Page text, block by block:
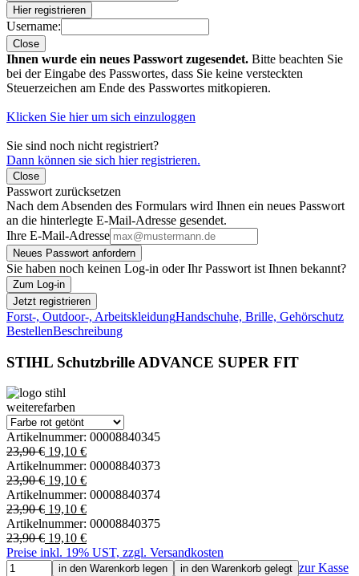
Hier registrieren
Username:
Close
Ihnen wurde ein neues Passwort zugesendet. Bitte beachten Sie
bei der Eingabe des Passwortes, dass Sie keine versteckten
Steuerzeichen am Ende des Passwortes mitkopieren.
Klicken Sie hier um sich einzuloggen
Sie sind noch nicht registriert?
Dann können sie sich hier registrieren.
Close
Passwort zurücksetzen
Nach dem Absenden des Formulars wird Ihnen ein neues Passwort
an die hinterlegte E-Mail-Adresse gesendet.
Ihre E-Mail-Adresse
Neues Passwort anfordern
Sie haben noch keinen Log-in oder Ihr Passwort ist Ihnen bekannt?
Zum Log-in
Jetzt registrieren
Forst-, Outdoor-, ArbeitskleidungHandschuhe, Brille, Gehörschutz
BestellenBeschreibung
STIHL Schutzbrille ADVANCE SUPER FIT
weiterefarben
Artikelnummer: 00008840345
23,90 € 19,10 €
Artikelnummer: 00008840373
23,90 € 19,10 €
Artikelnummer: 00008840374
23,90 € 19,10 €
Artikelnummer: 00008840375
23,90 € 19,10 €
Preise inkl. 19% UST, zzgl. Versandkosten
in den Warenkorb legen in den Warenkorb gelegt zur Kasse